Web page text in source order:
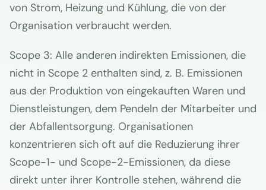
von Strom, Heizung und Kühlung, die von der
Organisation verbraucht werden.
Scope 3: Alle anderen indirekten Emissionen, die
nicht in Scope 2 enthalten sind, z. B. Emissionen
aus der Produktion von eingekauften Waren und
Dienstleistungen, dem Pendeln der Mitarbeiter und
der Abfallentsorgung. Organisationen
konzentrieren sich oft auf die Reduzierung ihrer
Scope-1- und Scope-2-Emissionen, da diese
direkt unter ihrer Kontrolle stehen, während die